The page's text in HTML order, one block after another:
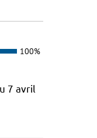
100%
7 avril